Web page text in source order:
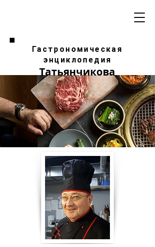
Гастрономическая
энциклопедия
Татьянчикова